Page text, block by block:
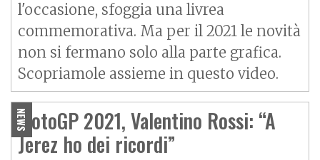
l'occasione, sfoggia una livrea
commemorativa. Ma per il 2021 le novità
non si fermano solo alla parte grafica.
Scopriamole assieme in questo video.
NEWS
MotoGP 2021, Valentino Rossi: “A
Jerez ho dei ricordi”